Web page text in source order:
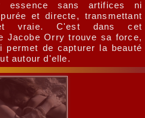
essence sans artifices ni
et directe, transmettant
vraie. C'est dans cet
Jacobe Orry trouve sa force,
de capturer la beauté
autour d'elle.